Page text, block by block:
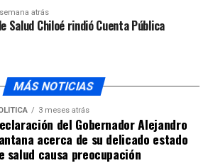
atrás
Salud Chiloé rindió Cuenta Pública
MÁS NOTICIAS
3 meses atrás
del Gobernador Alejandro
acerca de su delicado estado
salud causa preocupación